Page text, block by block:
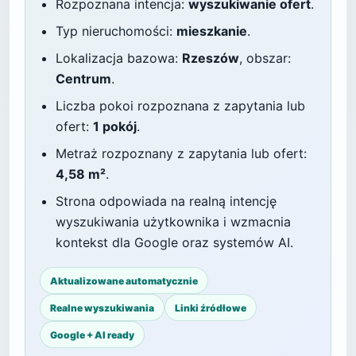
Rozpoznana intencja: wyszukiwanie ofert.
Typ nieruchomości: mieszkanie.
Lokalizacja bazowa: Rzeszów, obszar:
Centrum.
Liczba pokoi rozpoznana z zapytania lub
ofert: 1 pokój.
Metraż rozpoznany z zapytania lub ofert:
4,58 m².
Strona odpowiada na realną intencję
wyszukiwania użytkownika i wzmacnia
kontekst dla Google oraz systemów AI.
Aktualizowane automatycznie
Realne wyszukiwania Linki źródłowe
Google + AI ready